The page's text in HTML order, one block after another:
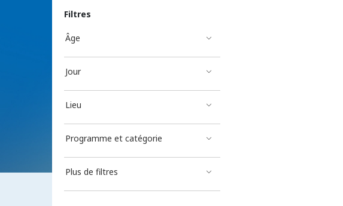
Filtres
Âge
Jour
Lieu
Programme et catégorie
Plus de filtres